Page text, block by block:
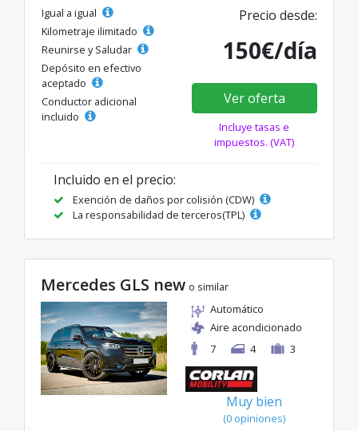
Igual a igual
Kilometraje ilimitado
Reunirse y Saludar
Depósito en efectivo
aceptado
Conductor adicional
incluido
Precio desde:
150€/día
Ver oferta
Incluye tasas e
impuestos. (VAT)
Incluido en el precio:
Exención de daños por colisión (CDW)
La responsabilidad de terceros(TPL)
Mercedes GLS new o similar
Automático
Aire acondicionado
7
4 3
Muy bien
(0 opiniones)